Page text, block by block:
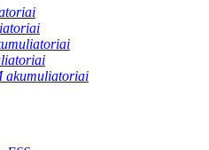
akumuliatoriai